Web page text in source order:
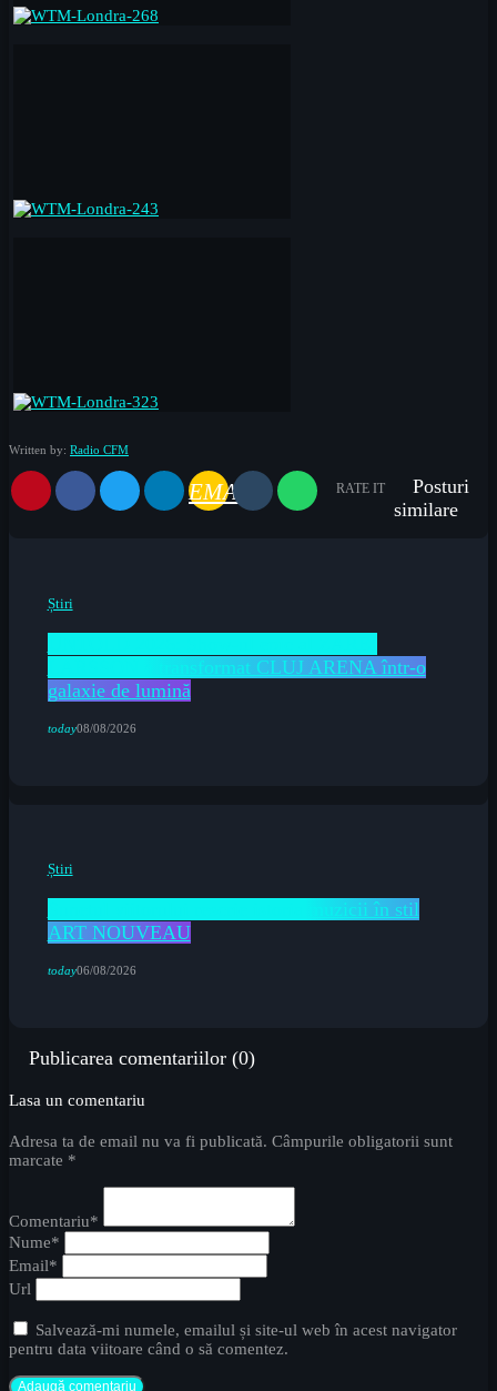
Written by: Radio CFM
EMAIL RATE IT
Posturi
similare
Știri
LARSSON a transformat CLUJ ARENA într-o
galaxie de lumină
today08/08/2026
Știri
Sunetul viitorului rescrie istoria muzicii în stil
ART NOUVEAU
today06/08/2026
Publicarea comentariilor (0)
Lasa un comentariu
Adresa ta de email nu va fi publicată. Câmpurile obligatorii sunt
marcate *
Comentariu*
Nume*
Email*
Url
Salvează-mi numele, emailul și site-ul web în acest navigator
pentru data viitoare când o să comentez.